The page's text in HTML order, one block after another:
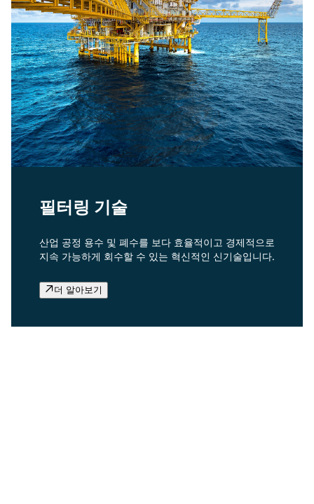
필터링 기술
산업 공정 용수 및 폐수를 보다 효율적이고 경제적으로
지속 가능하게 회수할 수 있는 혁신적인 신기술입니다.
더 알아보기